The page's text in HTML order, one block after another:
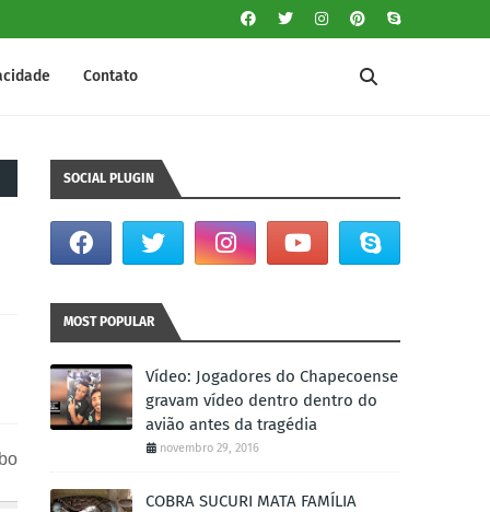
Contato
SOCIAL PLUGIN
MOST POPULAR
Vídeo: Jogadores do Chapecoense
gravam vídeo dentro dentro do
avião antes da tragédia
novembro 29, 2016
COBRA SUCURI MATA FAMÍLIA